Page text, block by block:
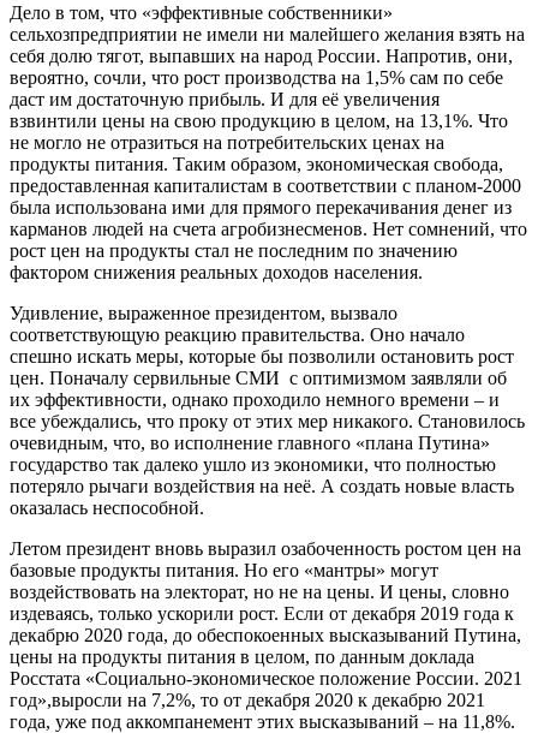
Дело в том, что «эффективные собственники»
сельхозпредприятии не имели ни малейшего желания взять на
себя долю тягот, выпавших на народ России. Напротив, они,
вероятно, сочли, что рост производства на 1,5% сам по себе
даст им достаточную прибыль. И для её увеличения
взвинтили цены на свою продукцию в целом, на 13,1%. Что
не могло не отразиться на потребительских ценах на
продукты питания. Таким образом, экономическая свобода,
предоставленная капиталистам в соответствии с планом-2000
была использована ими для прямого перекачивания денег из
карманов людей на счета агробизнесменов. Нет сомнений, что
рост цен на продукты стал не последним по значению
фактором снижения реальных доходов населения.
Удивление, выраженное президентом, вызвало
соответствующую реакцию правительства. Оно начало
спешно искать меры, которые бы позволили остановить рост
цен. Поначалу сервильные СМИ с оптимизмом заявляли об
их эффективности, однако проходило немного времени – и
все убеждались, что проку от этих мер никакого. Становилось
очевидным, что, во исполнение главного «плана Путина»
государство так далеко ушло из экономики, что полностью
потеряло рычаги воздействия на неё. А создать новые власть
оказалась неспособной.
Летом президент вновь выразил озабоченность ростом цен на
базовые продукты питания. Но его «мантры» могут
воздействовать на электорат, но не на цены. И цены, словно
издеваясь, только ускорили рост. Если от декабря 2019 года к
декабрю 2020 года, до обеспокоенных высказываний Путина,
цены на продукты питания в целом, по данным доклада
Росстата «Социально-экономическое положение России. 2021
год»,выросли на 7,2%, то от декабря 2020 к декабрю 2021
года, уже под аккомпанемент этих высказываний – на 11,8%.